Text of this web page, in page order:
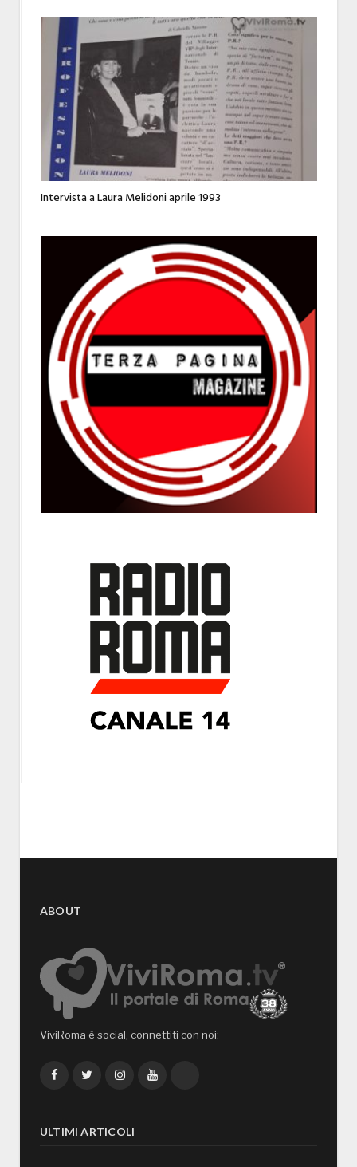
Intervista a Laura Melidoni aprile 1993
ABOUT
ViviRoma è social, connettiti con noi:
FacebookTwitterInstagramYouTube
ULTIMI ARTICOLI